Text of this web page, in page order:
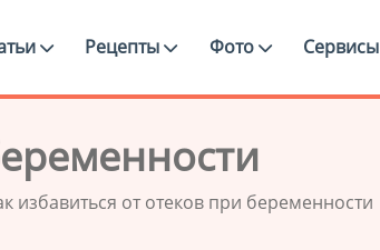
Рецепты Фото Сервисы
избавиться от отеков при беременности